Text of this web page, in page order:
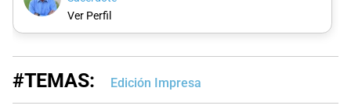
Ver Perfil
#TEMAS: Edición Impresa